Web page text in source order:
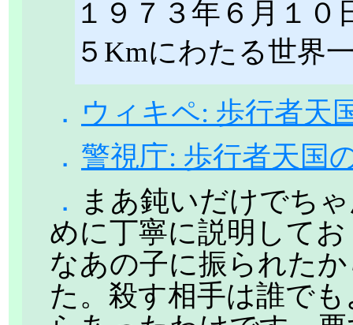
１９７３年６月１
５Kmにわたる世界
． ウィキペ: 歩行者天
． 警視庁: 歩行者天国
． まあ鈍いだけでち
めに丁寧に説明して
なあの子に振られた
た。殺す相手は誰で